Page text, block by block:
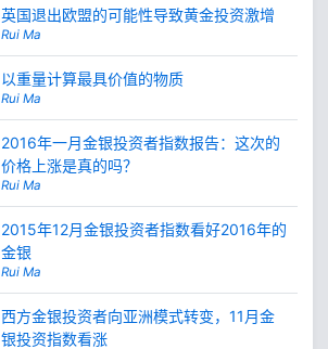
英国退出欧盟的可能性导致黄金投资激增
Rui Ma
以重量计算最具价值的物质
Rui Ma
2016年一月金银投资者指数报告：这次的
价格上涨是真的吗？
Rui Ma
2015年12月金银投资者指数看好2016年的
金银
Rui Ma
西方金银投资者向亚洲模式转变，11月金
银投资指数看涨